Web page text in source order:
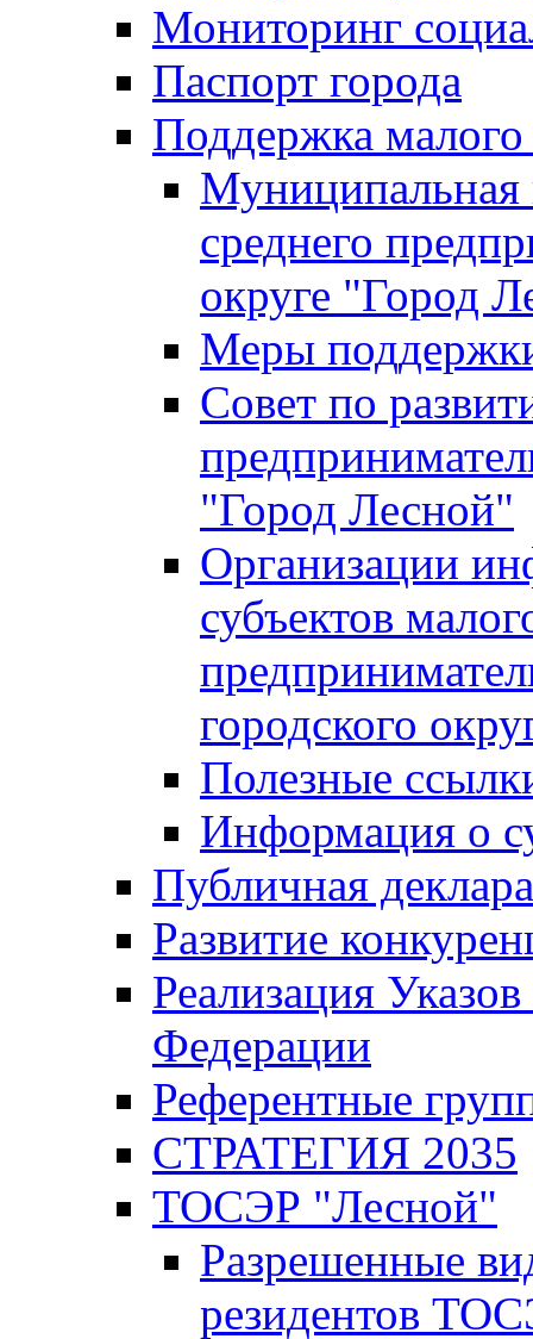
Мониторинг
Паспорт города
Поддержка малого
Муниципальная
среднего
округе "Город
Меры
Совет по
"Город Лесной"
Организации
субъектов
городского
Полезные
Информация о
Публичная
Развитие
Реализация
Федерации
Референтные
СТРАТЕГИЯ 2035
ТОСЭР "Лесной"
Разрешенные
резидентов